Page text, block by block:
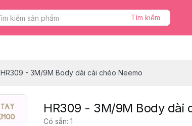
Tìm kiếm
HR309 - 3M/9M Body dài cài chéo Neemo
HR309 - 3M/9M Body dài
Có sẵn: 1